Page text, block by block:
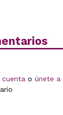
o únete a